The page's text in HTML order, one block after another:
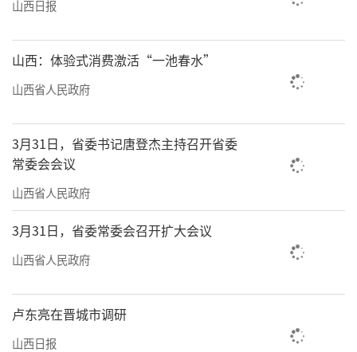
山西日报
山西：体验式消费激活“一池春水”
山西省人民政府
3月31日，省委书记唐登杰主持召开省委
常委会会议
山西省人民政府
3月31日，省委常委会召开扩大会议
山西省人民政府
卢东亮在晋城市调研
山西日报